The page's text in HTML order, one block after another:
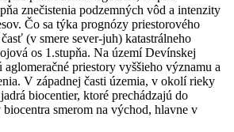
znečistenia podzemných vôd a intenzity
Čo sa týka prognózy priestorového
(v smere sever-juh) katastrálneho
os 1.stupňa. Na území Devínskej
priestory vyššieho významu a
V západnej časti územia, v okolí rieky
biocentier, ktoré prechádzajú do
smerom na východ, hlavne v